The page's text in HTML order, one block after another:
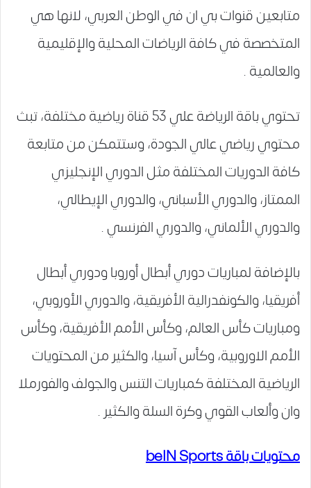
متابعين قنوات بي ان في الوطن العربي، لانها هي
المتخصصة في كافة الرياضات المحلية والإقليمية
والعالمية .
تحتوي باقة الرياضة علي 53 قناة رياضية مختلفة، تبث
محتوي رياضي عالي الجودة، وستتمكن من متابعة
كافة الدوريات المختلفة مثل الدوري الإنجليزي
الممتاز، والدوري الأسباني، والدوري الإيطالي،
والدوري الألماني، والدوري الفرنسي .
بالإضافة لمباريات دوري أبطال أوروبا ودوري أبطال
أفريقيا، والكونفدرالية الأفريقية، والدوري الأوروبي،
ومباريات كأس العالم، وكأس الأمم الأفريقية، وكأس
الأمم الاوروبية، وكأس آسيا، والكثير من المحتويات
الرياضية المختلفة كمباريات التنس والجولف والفورملا
وان وألعاب القوي وكرة السلة والكثير .
محتويات باقة beIN Sports